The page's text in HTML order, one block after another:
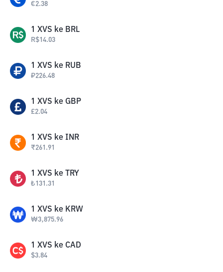
€2.38
1 XVS ke BRL
R$14.03
1 XVS ke RUB
₽226.48
1 XVS ke GBP
£2.04
1 XVS ke INR
₹261.91
1 XVS ke TRY
₺131.31
1 XVS ke KRW
₩3,875.96
1 XVS ke CAD
$3.84